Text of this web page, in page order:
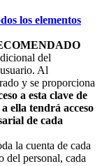
los elementos
del
usuario. Al
y se proporciona
a esta clave de
a ella tendrá acceso
de cada
la cuenta de cada
del personal, cada